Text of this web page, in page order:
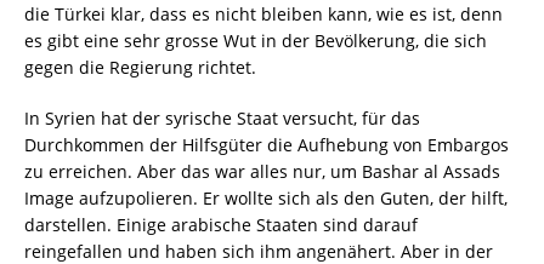
die Türkei klar, dass es nicht bleiben kann, wie es ist, denn
es gibt eine sehr grosse Wut in der Bevölkerung, die sich
gegen die Regierung richtet.
In Syrien hat der syrische Staat versucht, für das
Durchkommen der Hilfsgüter die Aufhebung von Embargos
zu erreichen. Aber das war alles nur, um Bashar al Assads
Image aufzupolieren. Er wollte sich als den Guten, der hilft,
darstellen. Einige arabische Staaten sind darauf
reingefallen und haben sich ihm angenähert. Aber in der